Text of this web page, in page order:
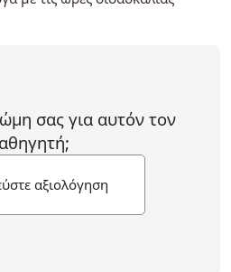
σας για αυτόν τον
αξιολόγηση